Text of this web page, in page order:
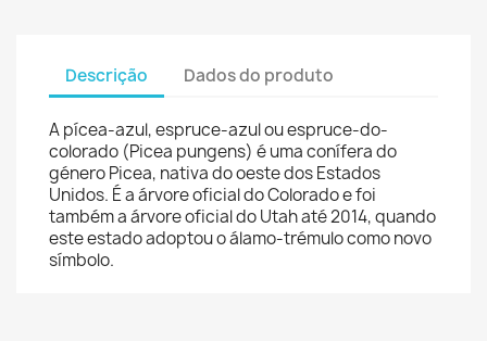
Descrição Dados do produto
A pícea-azul, espruce-azul ou espruce-do-
colorado (Picea pungens) é uma conífera do
género Picea, nativa do oeste dos Estados
Unidos. É a árvore oficial do Colorado e foi
também a árvore oficial do Utah até 2014, quando
este estado adoptou o álamo-trémulo como novo
símbolo.